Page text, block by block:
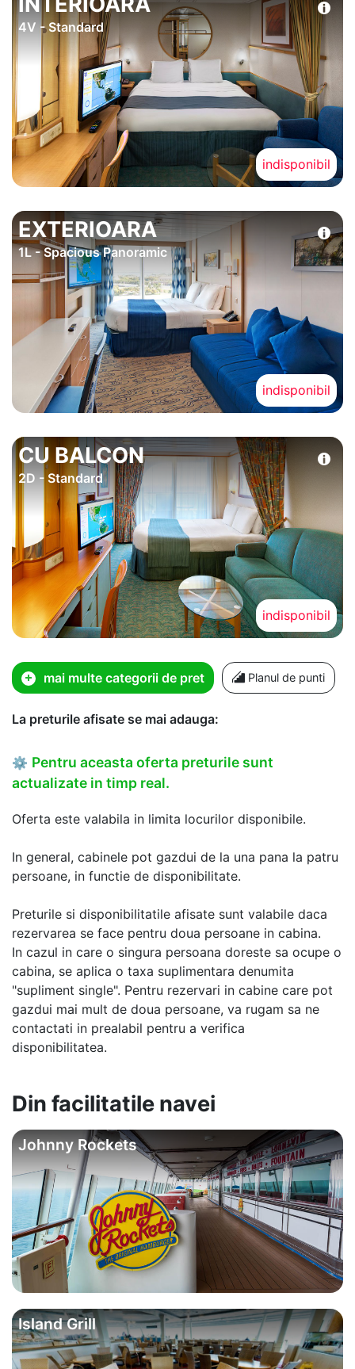
4V - Standard
indisponibil
EXTERIOARA
1L - Spacious Panoramic
indisponibil
CU BALCON
2D - Standard
indisponibil
mai multe categorii de pret Planul de punti
La preturile afisate se mai adauga:
⚙ Pentru aceasta oferta preturile sunt
actualizate in timp real.
Oferta este valabila in limita locurilor disponibile.
In general, cabinele pot gazdui de la una pana la patru
persoane, in functie de disponibilitate.
Preturile si disponibilitatile afisate sunt valabile daca
rezervarea se face pentru doua persoane in cabina.
In cazul in care o singura persoana doreste sa ocupe o
cabina, se aplica o taxa suplimentara denumita
"supliment single". Pentru rezervari in cabine care pot
gazdui mai mult de doua persoane, va rugam sa ne
contactati in prealabil pentru a verifica
disponibilitatea.
Din facilitatile navei
Johnny Rockets
Island Grill